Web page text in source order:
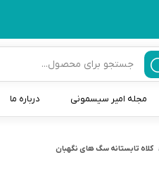
قاب و بندپستانک
مجله امیر سیسمونی درباره ما
کلاه تابستانه سگ های نگهبان